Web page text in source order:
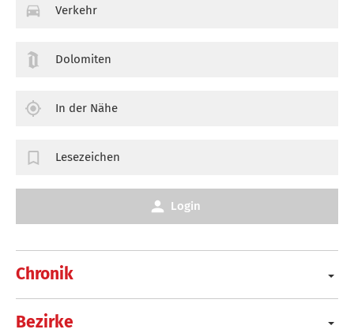
Chronik
Bezirke
Verkehr
Dolomiten
In der Nähe
Lesezeichen
Login